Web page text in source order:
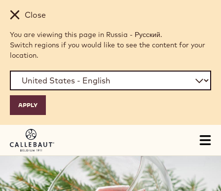
Skip to main content
Close
You are viewing this page in Russia - Русский.
Switch regions if you would like to see the content for your
location.